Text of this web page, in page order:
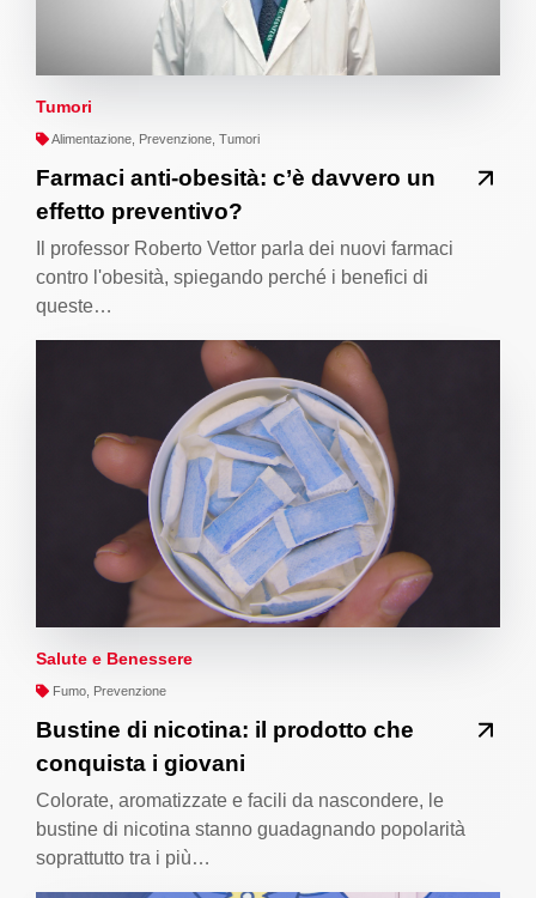
Tumori
Alimentazione, Prevenzione, Tumori
Farmaci anti-obesità: c’è davvero un
effetto preventivo?
Il professor Roberto Vettor parla dei nuovi farmaci
contro l'obesità, spiegando perché i benefici di
queste…
Salute e Benessere
Fumo, Prevenzione
Bustine di nicotina: il prodotto che
conquista i giovani
Colorate, aromatizzate e facili da nascondere, le
bustine di nicotina stanno guadagnando popolarità
soprattutto tra i più…